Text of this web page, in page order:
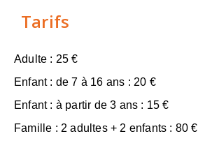
Tarifs
Adulte : 25 €
Enfant : de 7 à 16 ans : 20 €
Enfant : à partir de 3 ans : 15 €
Famille : 2 adultes + 2 enfants : 80 €